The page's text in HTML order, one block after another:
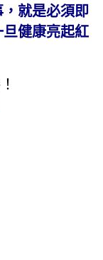
就是必須即
健康亮起紅